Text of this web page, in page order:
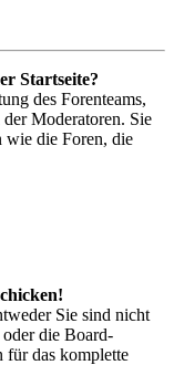
Startseite?
des Forenteams,
Moderatoren. Sie
wie die Foren, die
Sie sind nicht
die Board-
für das komplette